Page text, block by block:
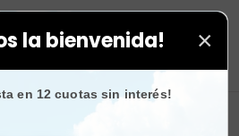
la bienvenida! ×
en 12 cuotas sin interés!
rápido y aprovecha. 💙